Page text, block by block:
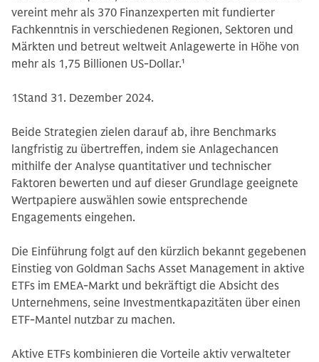
vereint mehr als 370 Finanzexperten mit fundierter
Fachkenntnis in verschiedenen Regionen, Sektoren und
Märkten und betreut weltweit Anlagewerte in Höhe von
mehr als 1,75 Billionen US-Dollar.1
1Stand 31. Dezember 2024.
Beide Strategien zielen darauf ab, ihre Benchmarks
langfristig zu übertreffen, indem sie Anlagechancen
mithilfe der Analyse quantitativer und technischer
Faktoren bewerten und auf dieser Grundlage geeignete
Wertpapiere auswählen sowie entsprechende
Engagements eingehen.
Die Einführung folgt auf den kürzlich bekannt gegebenen
Einstieg von Goldman Sachs Asset Management in aktive
ETFs im EMEA-Markt und bekräftigt die Absicht des
Unternehmens, seine Investmentkapazitäten über einen
ETF-Mantel nutzbar zu machen.
Aktive ETFs kombinieren die Vorteile aktiv verwalteter